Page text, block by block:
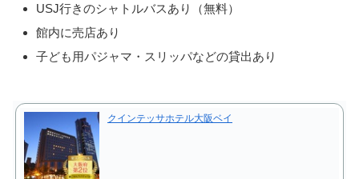
USJ行きのシャトルバスあり（無料）
館内に売店あり
子ども用パジャマ・スリッパなどの貸出あり
クインテッサホテル大阪ベイ